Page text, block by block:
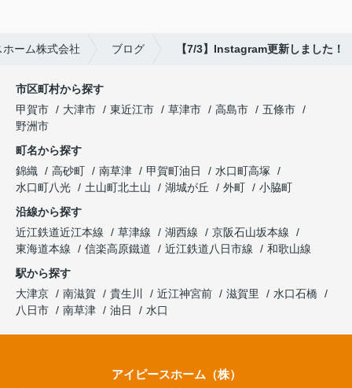
ーム株式会社 ブログ 【7/3】Instagram更新しました！
市区町村から探す
甲賀市
大津市 東近江市 草津市 高島市
五條市
野洲市
町名から探す
錦織
高砂町 南草津 甲賀町油日
水口町高塚
水口町八光
土山町北土山 湖城が丘 外町
小脇町
沿線から探す
近江鉄道近江本線
草津線 湖西線
京阪石山坂本線
東海道本線
信楽高原鐵道 近江鉄道八日市線
和歌山線
駅から探す
大津京
南滋賀 貴生川 近江神宮前 滋賀里
水口石橋
八日市
南草津 油日 水口
アイピースホーム（株）